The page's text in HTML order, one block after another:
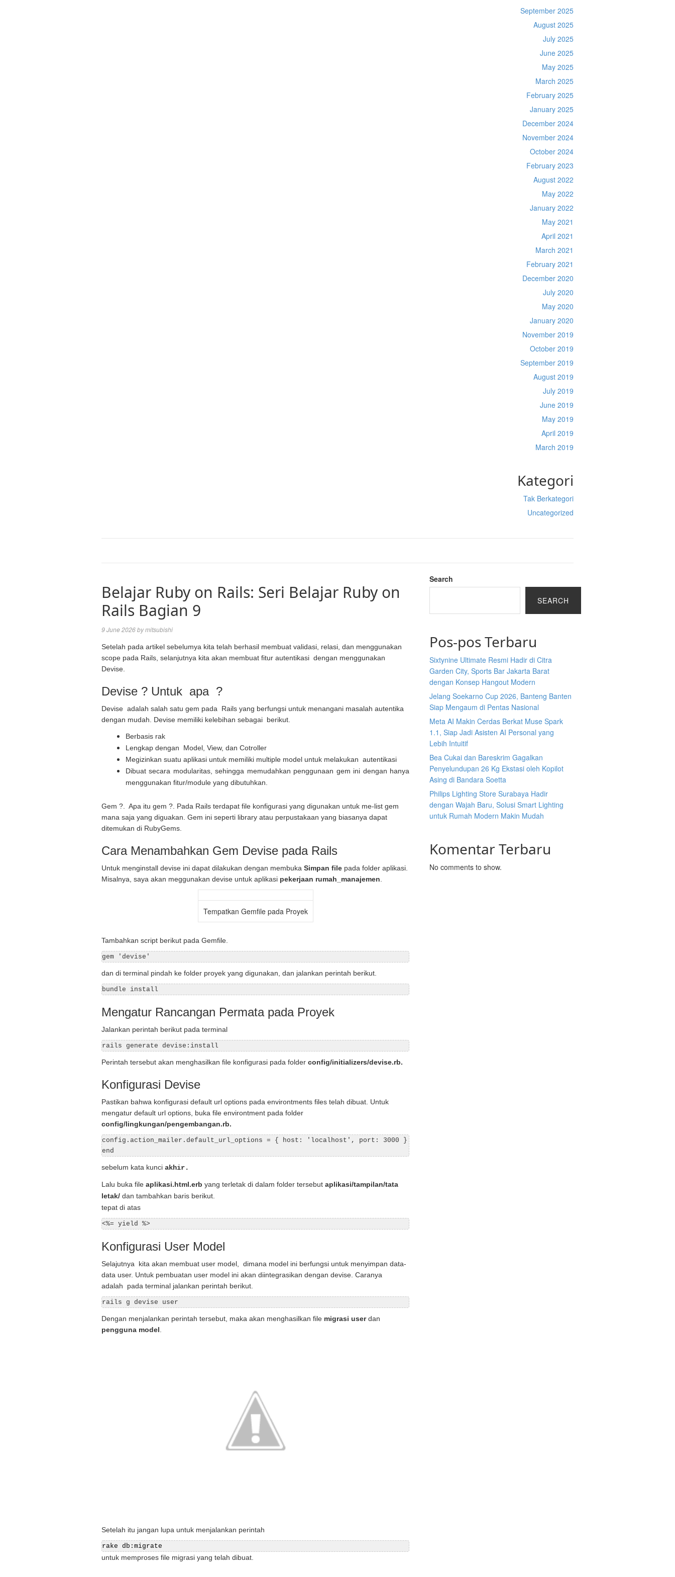
September 2025
August 2025
July 2025
June 2025
May 2025
March 2025
February 2025
January 2025
December 2024
November 2024
October 2024
February 2023
August 2022
May 2022
January 2022
May 2021
April 2021
March 2021
February 2021
December 2020
July 2020
May 2020
January 2020
November 2019
October 2019
September 2019
August 2019
July 2019
June 2019
May 2019
April 2019
March 2019
Kategori
Tak Berkategori
Uncategorized
Belajar Ruby on Rails: Seri Belajar Ruby on
Rails Bagian 9
9 June 2026bymitsubishi
Setelah pada artikel sebelumya kita telah berhasil membuat validasi, relasi, dan menggunakan
scope pada Rails, selanjutnya kita akan membuat fitur autentikasi dengan menggunakan
Devise.
Devise ? Untuk apa ?
Devise adalah salah satu gem pada Rails yang berfungsi untuk menangani masalah autentika
dengan mudah. Devise memiliki kelebihan sebagai berikut.
Berbasis rak
Lengkap dengan Model, View, dan Cotroller
Megizinkan suatu aplikasi untuk memiliki multiple model untuk melakukan autentikasi
Dibuat secara modularitas, sehingga memudahkan penggunaan gem ini dengan hanya
menggunakan fitur/module yang dibutuhkan.
Gem ?. Apa itu gem ?. Pada Rails terdapat file konfigurasi yang digunakan untuk me-list gem
mana saja yang diguakan. Gem ini seperti library atau perpustakaan yang biasanya dapat
ditemukan di RubyGems.
Cara Menambahkan Gem Devise pada Rails
Untuk menginstall devise ini dapat dilakukan dengan membuka Simpan file pada folder aplikasi.
Misalnya, saya akan meggunakan devise untuk aplikasi pekerjaan rumah_manajemen
Tempatkan Gemfile pada Proyek
Tambahkan script berikut pada Gemfile.
gem 'devise'
dan di terminal pindah ke folder proyek yang digunakan, dan jalankan perintah berikut.
bundle install
Mengatur Rancangan Permata pada Proyek
Jalankan perintah berikut pada terminal
rails generate devise:install
Perintah tersebut akan menghasilkan file konfigurasi pada folder config/initializers/devise.rb.
Konfigurasi Devise
Pastikan bahwa konfigurasi default url options pada environtments files telah dibuat. Untuk
mengatur default url options, buka file environtment pada folder
config/lingkungan/pengembangan.rb.
config.action_mailer.default_url_options = { host: 'localhost', port: 3000 }
end
sebelum kata kunci akhir.
Lalu buka file aplikasi.html.erb yang terletak di dalam folder tersebut aplikasi/tampilan/tata
letak/ dan tambahkan baris berikut.
tepat di atas
<%= yield %>
Konfigurasi User Model
Selajutnya kita akan membuat user model, dimana model ini berfungsi untuk menyimpan data-
data user. Untuk pembuatan user model ini akan diintegrasikan dengan devise. Caranya
adalah pada terminal jalankan perintah berikut.
rails g devise user
Dengan menjalankan perintah tersebut, maka akan menghasilkan file migrasi userdan
pengguna model
Setelah itu jangan lupa untuk menjalankan perintah
rake db:migrate
untuk memproses file migrasi yang telah dibuat.
Search
SEARCH
Pos-pos Terbaru
Sixtynine Ultimate Resmi Hadir di Citra
Garden City, Sports Bar Jakarta Barat
dengan Konsep Hangout Modern
Jelang Soekarno Cup 2026, Banteng Banten
Siap Mengaum di Pentas Nasional
Meta AI Makin Cerdas Berkat Muse Spark
1.1, Siap Jadi Asisten AI Personal yang
Lebih Intuitif
Bea Cukai dan Bareskrim Gagalkan
Penyelundupan 26 Kg Ekstasi oleh Kopilot
Asing di Bandara Soetta
Philips Lighting Store Surabaya Hadir
dengan Wajah Baru, Solusi Smart Lighting
untuk Rumah Modern Makin Mudah
Komentar Terbaru
No comments to show.